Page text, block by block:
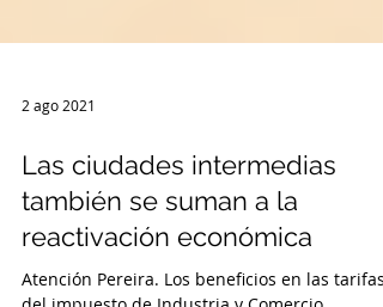
2 ago 2021
Las ciudades intermedias
también se suman a la
reactivación económica